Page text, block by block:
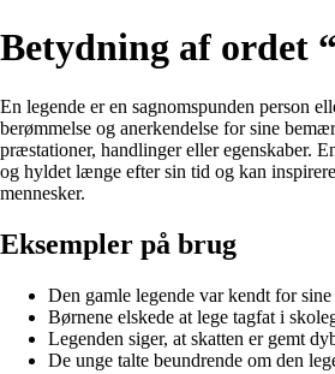
Betydning af ordet
En legende er en sagnomspunden person
berømmelse og anerkendelse for sine
præstationer, handlinger eller egenskaber.
og hyldet længe efter sin tid og kan
mennesker.
Eksempler på brug
Den gamle legende var kendt for
Børnene elskede at lege tagfat i
Legenden siger, at skatten er gemt
De unge talte beundrende om den